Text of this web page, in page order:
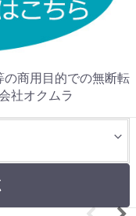
商用目的での無断転
社オクムラ